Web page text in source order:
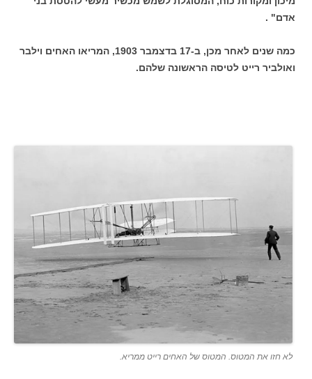
אדם" .
כמה שנים לאחר מכן, ב-17 בדצמבר 1903, המריאו האחים וילבר
ואולביר רייט לטיסה הראשונה שלהם.
לא חזו את המטוס. המטוס של האחים רייט ממריא.